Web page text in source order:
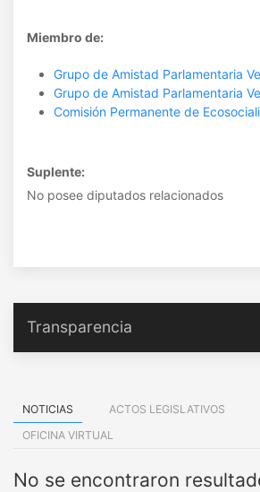
Miembro de:
Grupo de Amistad Parlamentaria
Grupo de Amistad Parlamentaria
Comisión Permanente de
Suplente:
No posee diputados relacionados
Transparencia
NOTICIAS ACTOS LEGISLATIVOS
OFICINA VIRTUAL
No se encontraron